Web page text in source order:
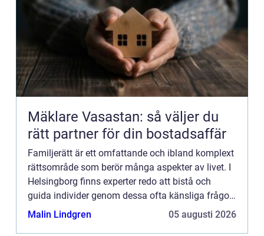
Mäklare Vasastan: så väljer du
rätt partner för din bostadsaffär
Familjerätt är ett omfattande och ibland komplext
rättsområde som berör många aspekter av livet. I
Helsingborg finns experter redo att bistå och
guida individer genom dessa ofta känsliga frågor.
En del...
Malin Lindgren 05 augusti 2026